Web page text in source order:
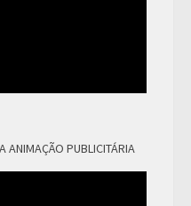
ANIMAÇÃO PUBLICITÁRIA